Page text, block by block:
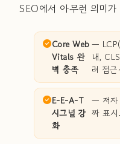
SEO에서 아무런 의미가
Core Web
Vitals 완
벽 충족
—
내,
러 접
E-E-A-T
시그널 강
화
— 저자
짜 표